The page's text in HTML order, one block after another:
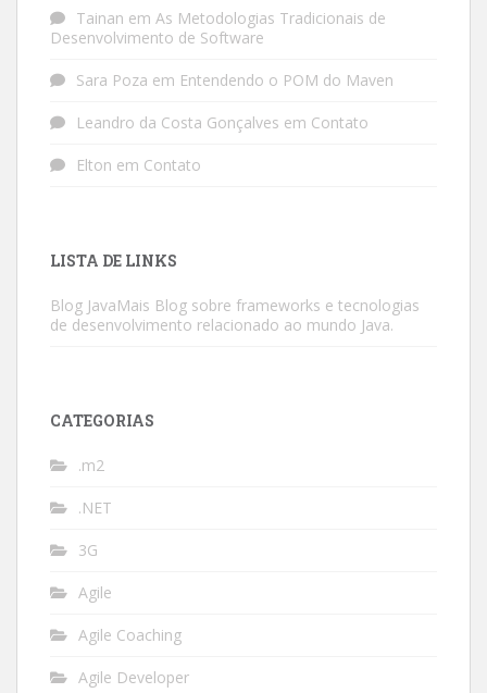
Tainan em As Metodologias Tradicionais de
Desenvolvimento de Software
Sara Poza em Entendendo o POM do Maven
Leandro da Costa Gonçalves em Contato
Elton em Contato
LISTA DE LINKS
Blog JavaMais Blog sobre frameworks e tecnologias
de desenvolvimento relacionado ao mundo Java.
CATEGORIAS
.m2
.NET
3G
Agile
Agile Coaching
Agile Developer